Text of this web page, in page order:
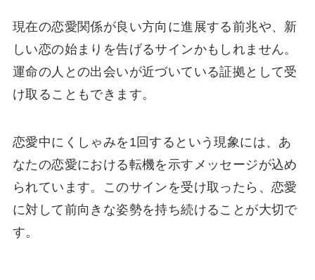
現在の恋愛関係が良い方向に進展する前兆や、新
しい恋の始まりを告げるサインかもしれません。
運命の人との出会いが近づいている証拠として受
け取ることもできます。
恋愛中にくしゃみを1回するという現象には、あ
なたの恋愛における転機を示すメッセージが込め
られています。このサインを受け取ったら、恋愛
に対して前向きな姿勢を持ち続けることが大切で
す。